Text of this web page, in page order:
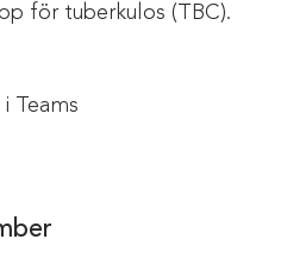
för tuberkulos (TBC).
Teams